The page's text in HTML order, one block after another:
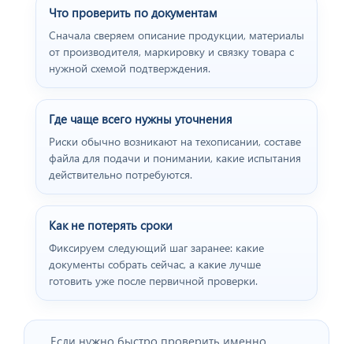
Что проверить по документам
Сначала сверяем описание продукции, материалы
от производителя, маркировку и связку товара с
нужной схемой подтверждения.
Где чаще всего нужны уточнения
Риски обычно возникают на техописании, составе
файла для подачи и понимании, какие испытания
действительно потребуются.
Как не потерять сроки
Фиксируем следующий шаг заранее: какие
документы собрать сейчас, а какие лучше
готовить уже после первичной проверки.